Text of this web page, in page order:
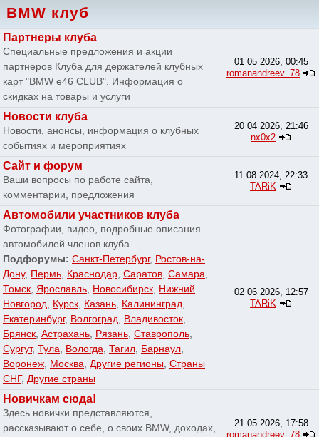
BMW клуб
Партнеры клуба
Специальные предложения и акции
партнеров Клуба для держателей клубных
карт "BMW e46 CLUB". Информация о
скидках на товары и услуги
01 05 2026, 00:45
romanandreev_78
Новости клуба
Новости, анонсы, информация о клубных
событиях и мероприятиях
20 04 2026, 21:46
nx0x2
Сайт и форум
Ваши вопросы по работе сайта,
комментарии, предложения
11 08 2024, 22:33
TARiK
Автомобили участников клуба
Фотографии, видео, подробные описания
автомобилей членов клуба
Подфорумы: Санкт-Петербург, Ростов-на-
Дону, Пермь, Краснодар, Саратов, Самара,
Томск, Ярославль, Новосибирск, Нижний
Новгород, Курск, Казань, Калининград,
Екатеринбург, Волгоград, Владивосток,
Брянск, Астрахань, Рязань, Ставрополь,
Сургут, Тула, Вологда, Тагил, Барнаул,
Воронеж, Москва, Другие регионы, Страны
СНГ, Другие страны
02 06 2026, 12:57
TARiK
Новичкам сюда!
Здесь новички представляются,
рассказывают о себе, о своих BMW, доходах,
21 05 2026, 17:58
romanandreev_78